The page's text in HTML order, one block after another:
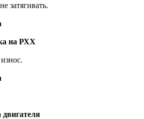
затягивать.
на РХХ
двигателя